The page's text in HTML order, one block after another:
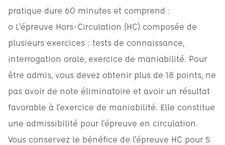
pratique dure 60 minutes et comprend :
o L'épreuve Hors-Circulation (HC) composée de
plusieurs exercices : tests de connaissance,
interrogation orale, exercice de maniabilité. Pour
être admis, vous devez obtenir plus de 18 points, ne
pas avoir de note éliminatoire et avoir un résultat
favorable à l'exercice de maniabilité. Elle constitue
une admissibilité pour l'épreuve en circulation.
Vous conservez le bénéfice de l'épreuve HC pour 5